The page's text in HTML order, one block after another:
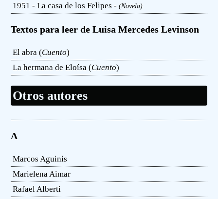
1951 - La casa de los Felipes -(Novela)
Textos para leer de Luisa Mercedes Levinson
El abra (Cuento)
La hermana de Eloísa (Cuento)
Otros autores
A
Marcos Aguinis
Marielena Aimar
Rafael Alberti